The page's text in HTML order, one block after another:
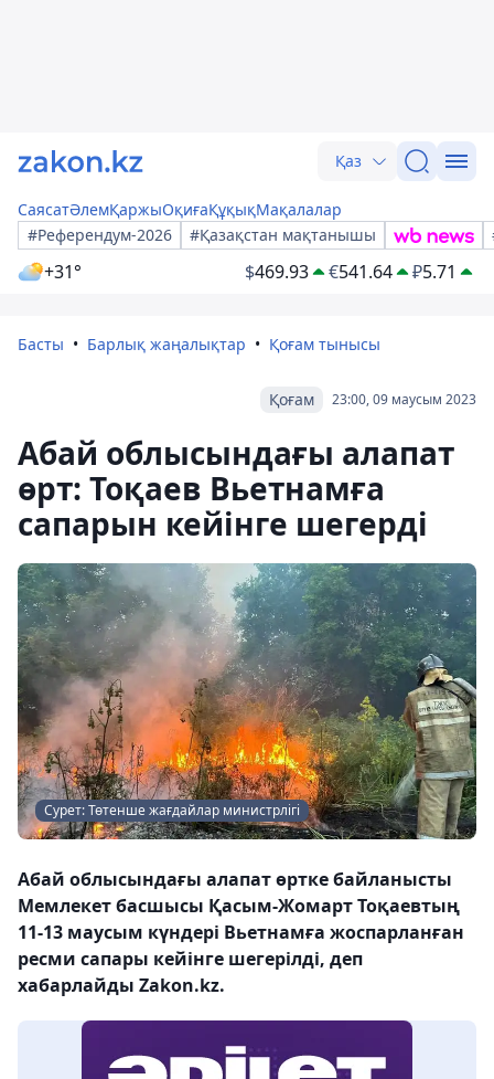
Қаз
СаясатӘлемҚаржыОқиғаҚұқықМақалалар
#Референдум-2026
#Қазақстан мақтанышы
+31° $469.93 €541.64 ₽5.71
Басты Барлық жаңалықтар Қоғам тынысы
23:00, 09 маусым 2023
Қоғам
Абай облысындағы алапат
өрт: Тоқаев Вьетнамға
сапарын кейінге шегерді
Сурет: Төтенше жағдайлар министрлігі
Абай облысындағы алапат өртке байланысты
Мемлекет басшысы Қасым-Жомарт Тоқаевтың
11-13 маусым күндері Вьетнамға жоспарланған
ресми сапары кейінге шегерілді, деп
хабарлайды Zakon.kz.